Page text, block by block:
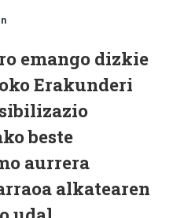
emango dizkie
Erakunderi
beste
aurrera
alkatearen